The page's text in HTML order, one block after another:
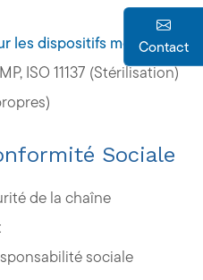
les dispositifs médicaux
ISO 11137 (Stérilisation)
Sociale
de la chaîne
sociale
Contact